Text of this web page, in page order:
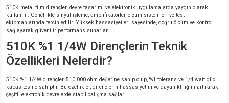
510K metal film dirençler, devre tasarımı ve elektronik uygulamalarda yaygın olarak
kullanılır. Genellikle sinyal işleme, amplifikatörler, ölçüm sistemleri ve test
ekipmanlarında tercih edilir. Yüksek hassasiyetleri sayesinde, doğru ölçüm ve kontrol
sağlayarak güvenilir performans sunarlar.
510K %1 1/4W Dirençlerin Teknik
Özellikleri Nelerdir?
510K %1 1/4W dirençler, 510.000 ohm değerine sahip olup, %1 tolerans ve 1/4 watt güç
kapasitesine sahiptir. Bu özellikler, dirençlerin hassasiyetini ve dayanıklılığını artırarak,
çeşitli elektronik devrelerde stabil çalışma sağlar.